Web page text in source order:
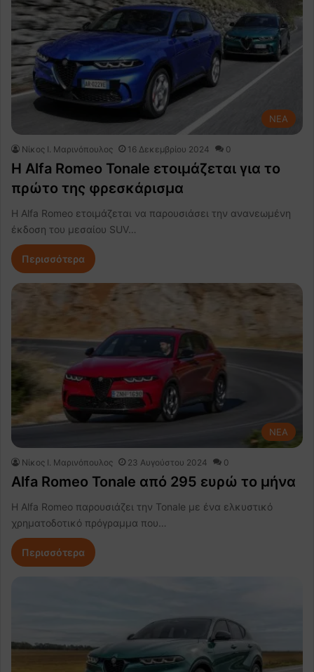
NEA
Nίκος Ι. Mαρινόπουλος 16 Δεκεμβρίου 2024 0
Η Alfa Romeo Tonale ετοιμάζεται για το
πρώτο της φρεσκάρισμα
Η Alfa Romeo ετοιμάζεται να παρουσιάσει την ανανεωμένη
έκδοση του μεσαίου SUV…
Περισσότερα
NEA
Nίκος Ι. Mαρινόπουλος 23 Αυγούστου 2024 0
Alfa Romeo Tonale από 295 ευρώ το μήνα
Η Alfa Romeo παρουσιάζει την Tonale με ένα ελκυστικό
χρηματοδοτικό πρόγραμμα που…
Περισσότερα